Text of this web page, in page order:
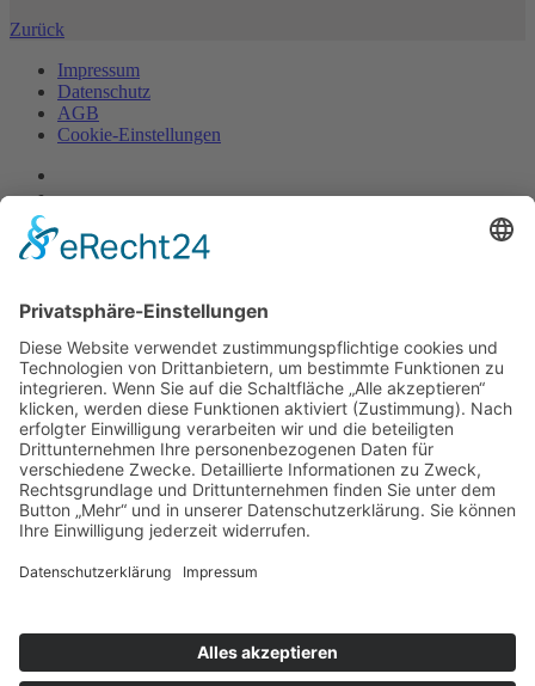
Zurück
Impressum
Datenschutz
AGB
Cookie-Einstellungen
© R.S.B. Schmitz Bergen Frank GmbH Steuerberatungsgesellschaft
Alle Rechte vorbehalten
R.S.B. Schmitz Bergen Frank GmbH
Steuerberatungsgesellschaft
Luisenstraße 1-3 - 56068 Koblenz
Telefon: +49 (0) 261 30376-0
Telefax: +49 (0) 261 30376-15
E-Mail: mail(at)rsb-koblenz.de
Downloads
Datenschutz